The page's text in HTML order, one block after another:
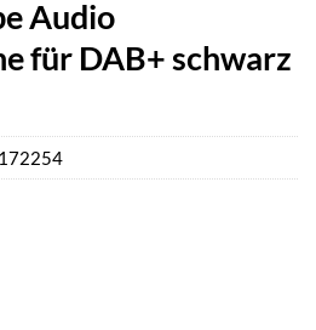
Audio
für DAB+ schwarz